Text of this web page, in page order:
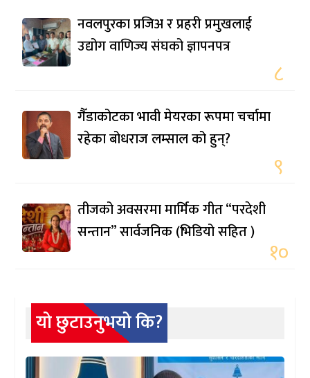
नवलपुरका प्रजिअ र प्रहरी प्रमुखलाई
उद्योग वाणिज्य संघको ज्ञापनपत्र
८
गैँडाकोटका भावी मेयरका रूपमा चर्चामा
रहेका बोधराज लम्साल को हुन्?
९
तीजको अवसरमा मार्मिक गीत “परदेशी
सन्तान” सार्वजनिक (भिडियो सहित )
१०
यो छुटाउनुभयो कि?